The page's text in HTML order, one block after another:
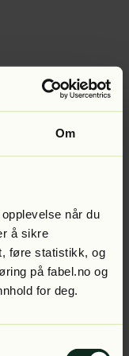
Om
når du
å sikre
føre statistikk, og
på fabel.no og
for deg.